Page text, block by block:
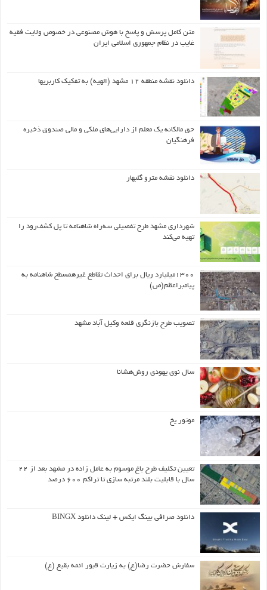
متن کامل پرسش و پاسخ با هوش مصنوعی در خصوص ولایت فقیه
غایب در نظام جمهوری اسلامی ایران
دانلود نقشه منطقه ۱۲ مشهد (الهیه) به تفکیک کاربریها
حق مالکانه یک معلم از دارایی‌های ملکی و مالی صندوق ذخیره
فرهنگیان
دانلود نقشه مترو گلبهار
شهرداری مشهد طرح تفصیلی سه‌راه شاهنامه تا پل کشف‌رود را
تهیه می‌کند
۱۳۰۰میلیارد ریال برای احداث تقاطع غیرهمسطح شاهنامه به
پیامبراعظم(ص)
تصویب طرح بازنگری قلعه وکیل آباد مشهد
سال نوی یهودی روش‌هشانا
موتور یخ
تعیین تکلیف طرح باغ موسوم به عامل زاده در مشهد بعد از ۲۲
سال با قابلیت بلند مرتبه سازی تا تراکم ۶۰۰ درصد
دانلود صرافی بینگ ایکس + لینک دانلود BINGX
سفارش حضرت رضا(ع) به زیارت قبور ائمه بقیع (ع)